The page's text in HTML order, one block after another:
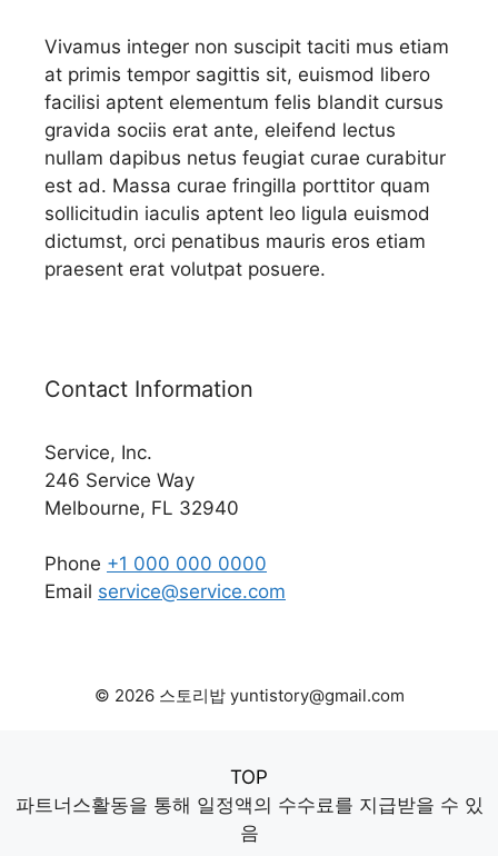
Vivamus integer non suscipit taciti mus etiam
at primis tempor sagittis sit, euismod libero
facilisi aptent elementum felis blandit cursus
gravida sociis erat ante, eleifend lectus
nullam dapibus netus feugiat curae curabitur
est ad. Massa curae fringilla porttitor quam
sollicitudin iaculis aptent leo ligula euismod
dictumst, orci penatibus mauris eros etiam
praesent erat volutpat posuere.
Contact Information
Service, Inc.
246 Service Way
Melbourne, FL 32940
Phone +1 000 000 0000
Email service@service.com
© 2026 스토리밥 yuntistory@gmail.com
TOP
파트너스활동을 통해 일정액의 수수료를 지급받을 수 있
음